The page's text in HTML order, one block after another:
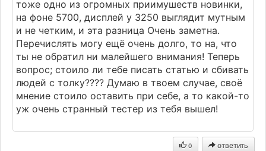
тоже одно из огромных приимушеств новинки,
на фоне 5700, дисплей у 3250 выглядит мутным
и не четким, и эта разница Очень заметна.
Перечислять могу ещё очень долго, то на, что
ты не обратил ни малейшего внимания! Теперь
вопрос; стоило ли тебе писать статью и сбивать
людей с толку???? Думаю в твоем случае, своё
мнение стоило оставить при себе, а то какой-то
уж очень странный тестер из тебя вышел!
0 ответить